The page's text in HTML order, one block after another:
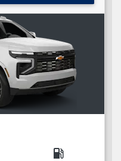
local_gas_station